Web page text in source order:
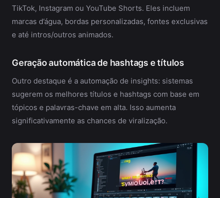
TikTok, Instagram ou YouTube Shorts. Eles incluem
marcas d’água, bordas personalizadas, fontes exclusivas
e até intros/outros animados.
Geração automática de hashtags e títulos
Outro destaque é a automação de insights: sistemas
sugerem os melhores títulos e hashtags com base em
tópicos e palavras-chave em alta. Isso aumenta
significativamente as chances de viralização.